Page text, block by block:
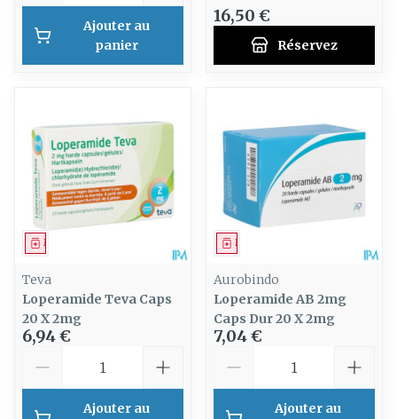
Ajouter au
panier
16,50 €
Réservez
Médicament
Teva
Loperamide Teva Caps
20 X 2mg
6,94 €
Ajouter au
Médicament
Aurobindo
Loperamide AB 2mg
Caps Dur 20 X 2mg
7,04 €
Ajouter au